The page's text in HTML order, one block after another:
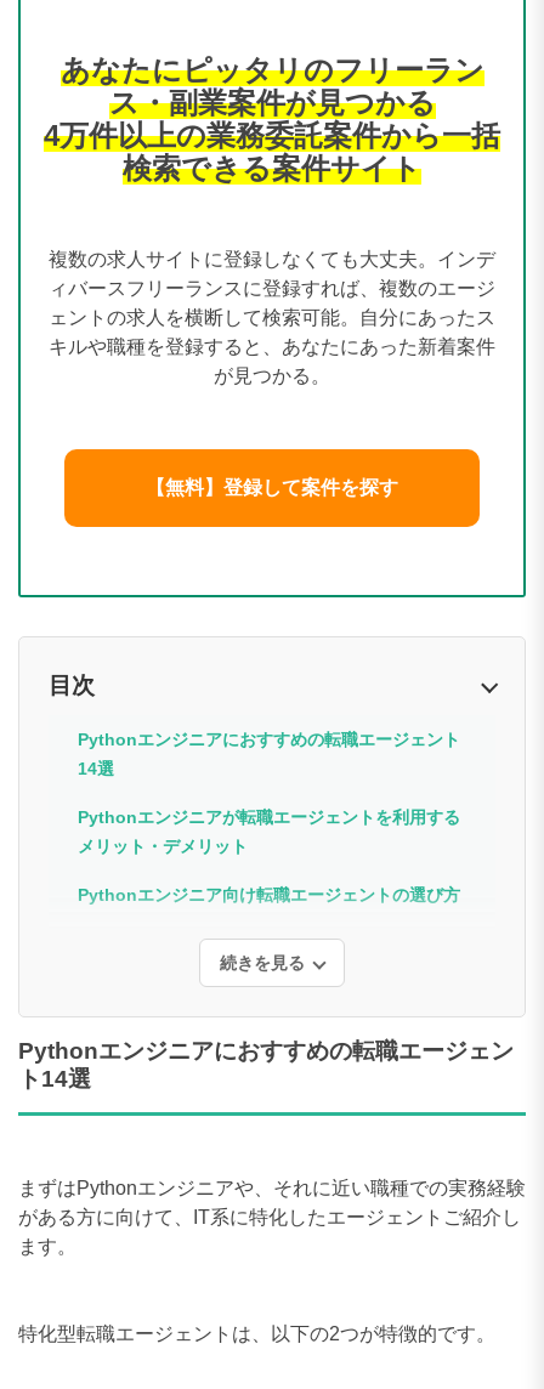
あなたにピッタリのフリーラン
ス・副業案件が見つかる
4万件以上の業務委託案件から一括
検索できる案件サイト
複数の求人サイトに登録しなくても大丈夫。インデ
ィバースフリーランスに登録すれば、複数のエージ
ェントの求人を横断して検索可能。自分にあったス
キルや職種を登録すると、あなたにあった新着案件
が見つかる。
【無料】登録して案件を探す
目次
Pythonエンジニアにおすすめの転職エージェント
14選
Pythonエンジニアが転職エージェントを利用する
メリット・デメリット
Pythonエンジニア向け転職エージェントの選び方
続きを見る
Pythonエンジニアにおすすめの転職エージェン
ト14選
まずはPythonエンジニアや、それに近い職種での実務経験
がある方に向けて、IT系に特化したエージェントご紹介し
ます。
特化型転職エージェントは、以下の2つが特徴的です。